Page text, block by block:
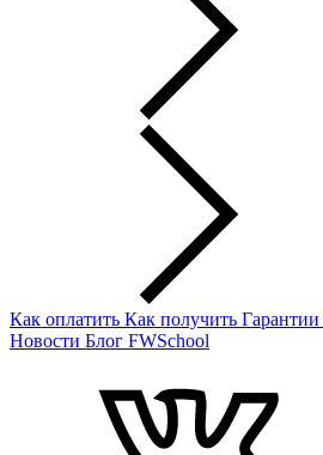
Как оплатить Как получить Гарантии
Новости Блог FWSchool